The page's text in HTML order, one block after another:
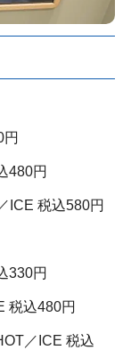
480円
ICE 税込580円
330円
税込480円
／ICE 税込